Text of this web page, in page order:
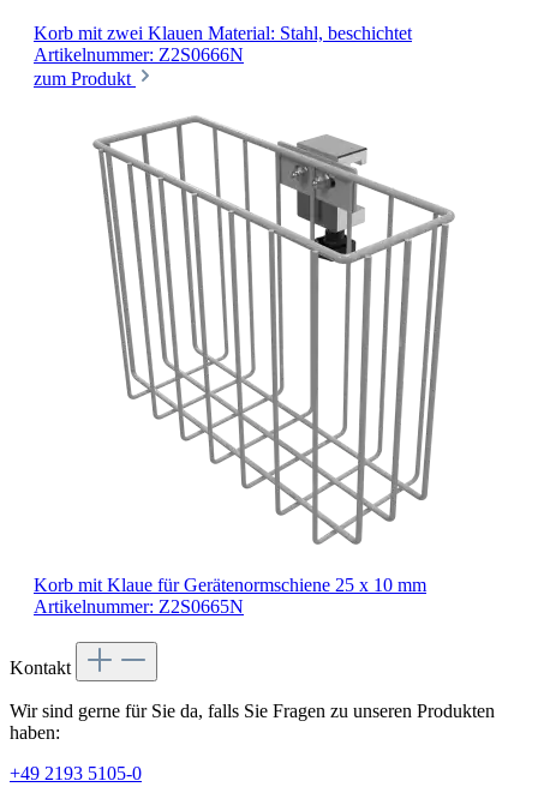
Korb mit zwei Klauen Material: Stahl, beschichtet
Artikelnummer: Z2S0666N
zum Produkt
Korb mit Klaue für Gerätenormschiene 25 x 10 mm
Artikelnummer: Z2S0665N
Kontakt
Wir sind gerne für Sie da, falls Sie Fragen zu unseren Produkten
haben:
+49 2193 5105-0